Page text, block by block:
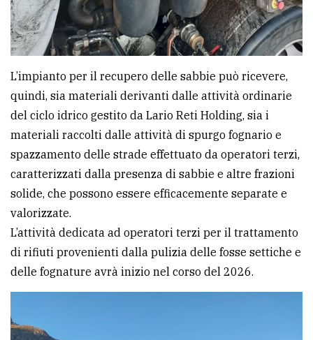
L’impianto per il recupero delle sabbie può ricevere,
quindi, sia materiali derivanti dalle attività ordinarie
del ciclo idrico gestito da Lario Reti Holding, sia i
materiali raccolti dalle attività di spurgo fognario e
spazzamento delle strade effettuato da operatori terzi,
caratterizzati dalla presenza di sabbie e altre frazioni
solide, che possono essere efficacemente separate e
valorizzate.
L’attività dedicata ad operatori terzi per il trattamento
di rifiuti provenienti dalla pulizia delle fosse settiche e
delle fognature avrà inizio nel corso del 2026.